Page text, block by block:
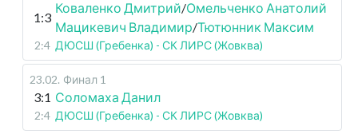
1:3
Коваленко Дмитрий/Омельченко Анатолий
Мацикевич Владимир/Тютюнник Максим
2:4 ДЮСШ (Гребенка) - СК ЛИРС (Жовква)
23.02. Финал 1
3:1 Соломаха Данил
2:4 ДЮСШ (Гребенка) - СК ЛИРС (Жовква)